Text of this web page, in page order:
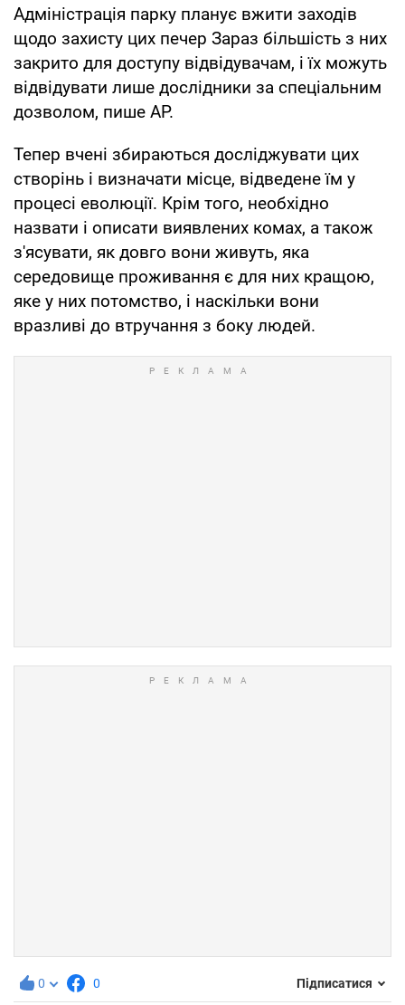
Адміністрація парку планує вжити заходів
щодо захисту цих печер Зараз більшість з них
закрито для доступу відвідувачам, і їх можуть
відвідувати лише дослідники за спеціальним
дозволом, пише AP.
Тепер вчені збираються досліджувати цих
створінь і визначати місце, відведене їм у
процесі еволюції. Крім того, необхідно
назвати і описати виявлених комах, а також
з'ясувати, як довго вони живуть, яка
середовище проживання є для них кращою,
яке у них потомство, і наскільки вони
вразливі до втручання з боку людей.
0 0 Підписатися